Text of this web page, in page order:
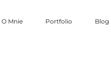
O Mnie Portfolio Blog